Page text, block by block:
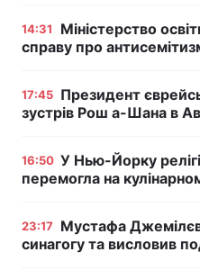
14:31
Міністерство
справу про
17:45 Президент
зустрів Рош а-Шана в
16:50 У Нью-Йорку
перемогла на
23:17
Мустафа Джемілєв
синагогу та висловив